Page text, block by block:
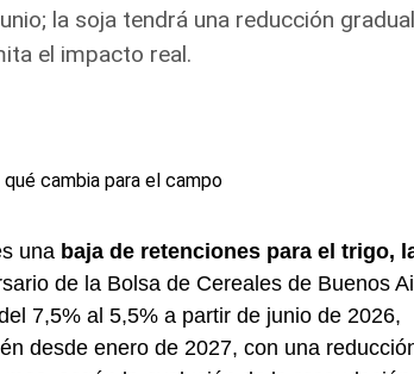
la soja tendrá una reducción
el impacto real.
una baja de retenciones para el trigo,
de la Bolsa de Cereales de Buenos
7,5% al 5,5% a partir de junio de 2026,
desde enero de 2027, con una